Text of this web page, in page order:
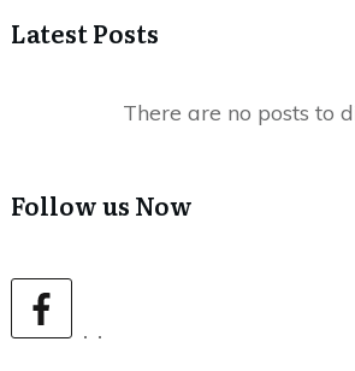
Latest Posts
Follow us Now